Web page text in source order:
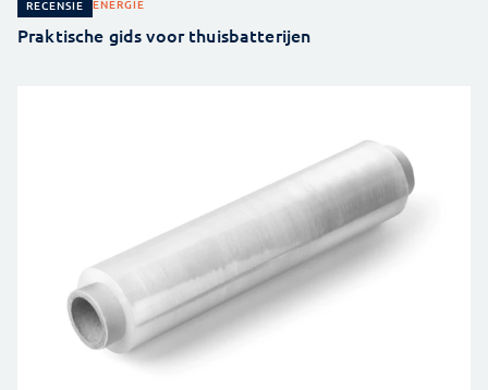
RECENSIE ENERGIE
Praktische gids voor thuisbatterijen